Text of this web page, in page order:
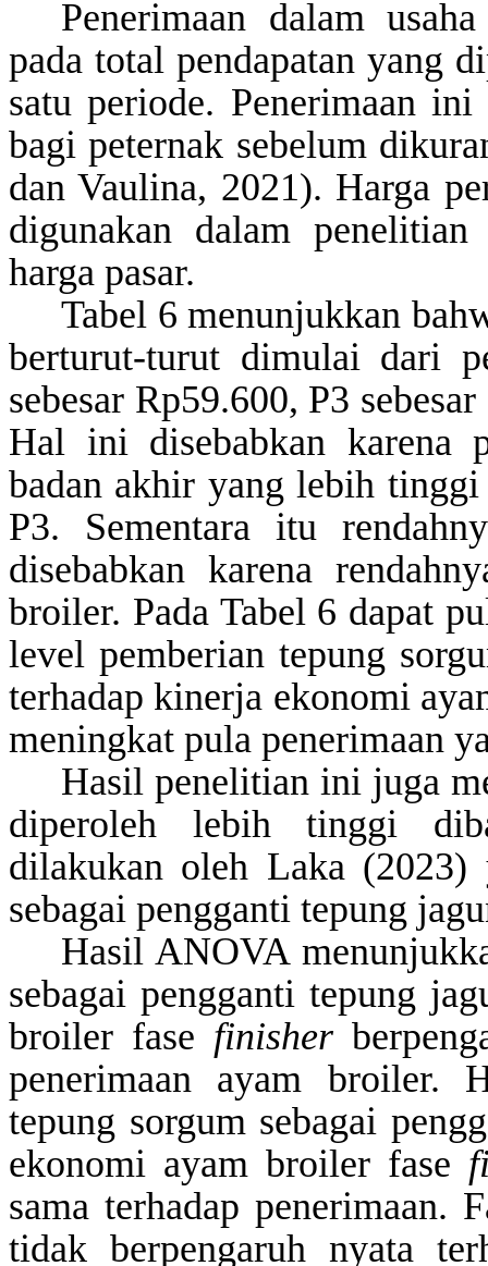
Penerimaan dalam
pada total pendapatan yang
satu periode. Penerimaan
bagi peternak sebelum
dan Vaulina, 2021). Harga
digunakan dalam
harga pasar.
Tabel 6 menunjukkan
berturut-turut dimulai dari
sebesar Rp59.600, P3
Hal ini disebabkan karena
badan akhir yang lebih
P3. Sementara itu
disebabkan karena
broiler. Pada Tabel 6 dapat
level pemberian tepung
terhadap kinerja ekonomi
meningkat pula penerimaan
Hasil penelitian ini juga
diperoleh lebih tinggi
dilakukan oleh Laka (2023)
sebagai pengganti tepung
Hasil ANOVA
sebagai pengganti tepung
broiler fase finisher
penerimaan ayam broiler.
tepung sorgum sebagai
ekonomi ayam broiler fase
sama terhadap penerimaan.
tidak berpengaruh nyata